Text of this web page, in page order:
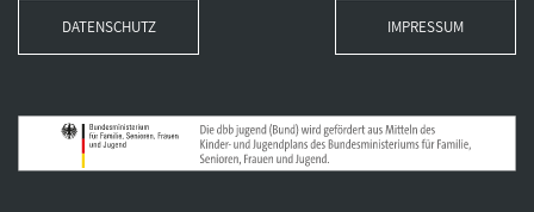
DATENSCHUTZ IMPRESSUM